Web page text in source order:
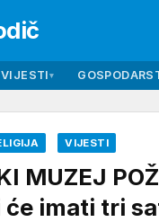
VIJESTI▾
VIJESTI
MUZEJ
imati tri